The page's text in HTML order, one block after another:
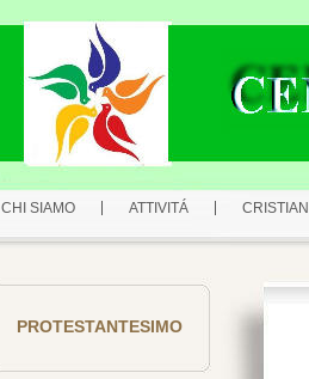
CHI SIAMO ATTIVITÁ CRISTIANI
PROTESTANTESIMO